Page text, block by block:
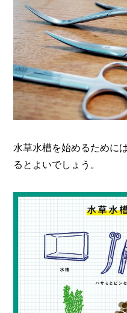
水草水槽を始めるために
るとよいでしょう。